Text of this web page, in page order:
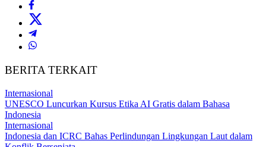
BERITA TERKAIT
Internasional
UNESCO Luncurkan Kursus Etika AI Gratis dalam Bahasa
Indonesia
Internasional
Indonesia dan ICRC Bahas Perlindungan Lingkungan Laut dalam